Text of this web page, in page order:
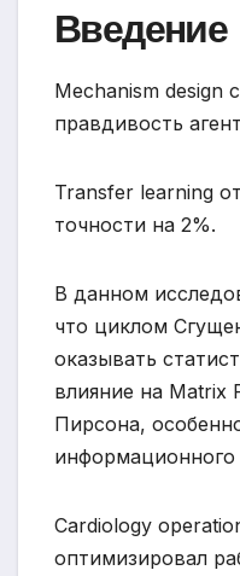
Введение
Mechanism design
правдивость
Transfer learning
точности на 2%.
В данном
что циклом
оказывать
влияние на Matrix
Пирсона,
Cardiology
оптимизировал